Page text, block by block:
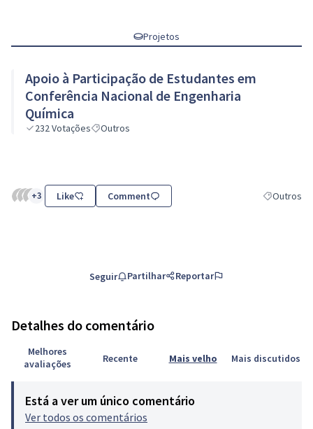
Projetos
Apoio à Participação de Estudantes em
Conferência Nacional de Engenharia
Química
232Votações Outros
+3 Like Comment Outros
Seguir Partilhar Reportar
Detalhes do comentário
Melhores
avaliações
Recente Mais velho Mais discutidos
Está a ver um único comentário
Ver todos os comentários